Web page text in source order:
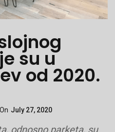
su u
od 2020.
Posted
On July 27, 2020
odnosno parketa, su